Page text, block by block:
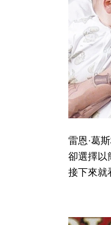
雷恩·葛
卻選擇以
接下來就